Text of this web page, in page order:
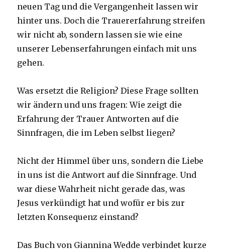
neuen Tag und die Vergangenheit lassen wir
hinter uns. Doch die Trauererfahrung streifen
wir nicht ab, sondern lassen sie wie eine
unserer Lebenserfahrungen einfach mit uns
gehen.
Was ersetzt die Religion? Diese Frage sollten
wir ändern und uns fragen: Wie zeigt die
Erfahrung der Trauer Antworten auf die
Sinnfragen, die im Leben selbst liegen?
Nicht der Himmel über uns, sondern die Liebe
in uns ist die Antwort auf die Sinnfrage. Und
war diese Wahrheit nicht gerade das, was
Jesus verkündigt hat und wofür er bis zur
letzten Konsequenz einstand?
Das Buch von Giannina Wedde verbindet kurze